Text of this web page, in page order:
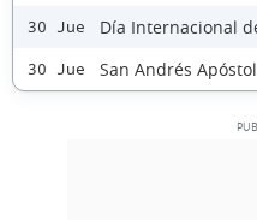
30 Jue Día Internacional
30 Jue San Andrés Apóstol